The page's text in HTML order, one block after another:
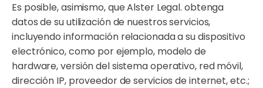
Es posible, asimismo, que Alster Legal. obtenga
datos de su utilización de nuestros servicios,
incluyendo información relacionada a su dispositivo
electrónico, como por ejemplo, modelo de
hardware, versión del sistema operativo, red móvil,
dirección IP, proveedor de servicios de internet, etc.;